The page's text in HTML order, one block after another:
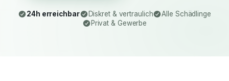
24h erreichbar Diskret & vertraulich
Alle Schädlinge
Privat & Gewerbe